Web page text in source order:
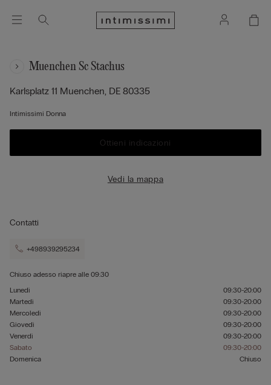
Muenchen Sc Stachus
Karlsplatz 11 Muenchen, DE 80335
Intimissimi Donna
Ottieni indicazioni
Vedi la mappa
Contatti
+498939295234
Chiuso adesso riapre alle 09:30
Lunedì
09:30-20:00
Martedì
09:30-20:00
Mercoledì
09:30-20:00
Giovedì
09:30-20:00
Venerdì
09:30-20:00
Sabato
09:30-20:00
Domenica
Chiuso